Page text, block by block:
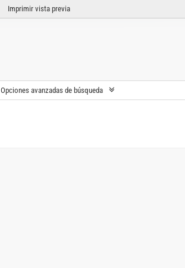
Imprimir vista previa
Opciones avanzadas de búsqueda